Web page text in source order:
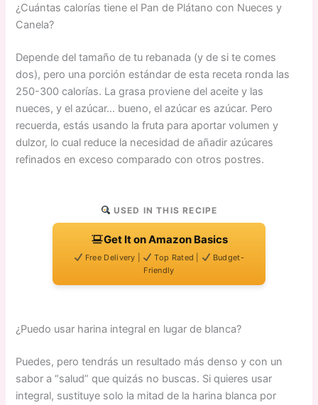
¿Cuántas calorías tiene el Pan de Plátano con Nueces y
Canela?
Depende del tamaño de tu rebanada (y de si te comes
dos), pero una porción estándar de esta receta ronda las
250-300 calorías. La grasa proviene del aceite y las
nueces, y el azúcar… bueno, el azúcar es azúcar. Pero
recuerda, estás usando la fruta para aportar volumen y
dulzor, lo cual reduce la necesidad de añadir azúcares
refinados en exceso comparado con otros postres.
USED IN THIS RECIPE
Get It on Amazon Basics
Free Delivery | Top Rated |
Budget-
Friendly
¿Puedo usar harina integral en lugar de blanca?
Puedes, pero tendrás un resultado más denso y con un
sabor a “salud” que quizás no buscas. Si quieres usar
integral, sustituye solo la mitad de la harina blanca por